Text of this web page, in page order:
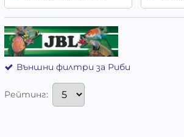
Външни филтри за Риби
Рейтинг: